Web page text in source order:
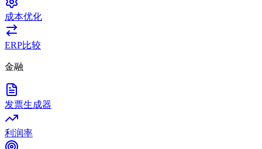
成本优化
ERP比较
金融
发票生成器
利润率